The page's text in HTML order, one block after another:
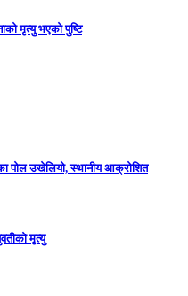
मृत्यु भएको पुष्टि
पोल उखेलियो, स्थानीय आक्रोशित
मृत्यु